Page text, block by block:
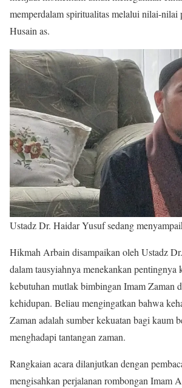
memperdalam spiritualitas melalui nilai-nilai
Husain as.
Ustadz Dr. Haidar Yusuf sedang
Hikmah Arbain disampaikan oleh Ustadz
dalam tausyiahnya menekankan pentingnya
kebutuhan mutlak bimbingan Imam Zaman
kehidupan. Beliau mengingatkan bahwa
Zaman adalah sumber kekuatan bagi kaum
menghadapi tantangan zaman.
Rangkaian acara dilanjutkan dengan
mengisahkan perjalanan rombongan Imam